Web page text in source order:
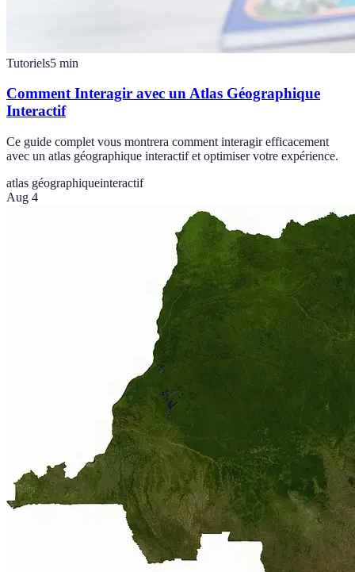
Tutoriels5 min
Comment Interagir avec un Atlas Géographique
Interactif
Ce guide complet vous montrera comment interagir efficacement
avec un atlas géographique interactif et optimiser votre expérience.
atlas géographiqueinteractif
Aug 4